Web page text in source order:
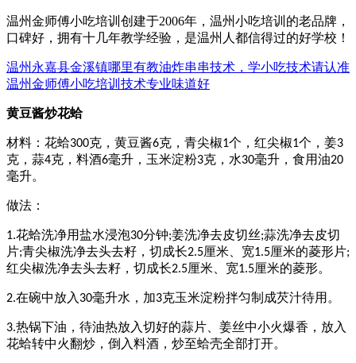
温州金师傅小吃培训创建于2006年，温州小吃培训的老品牌，
口碑好，拥有十几年教学经验，是温州人都信得过的好学校！
温州永嘉县金溪镇哪里有教油炸串串技术，学小吃技术请认准
温州金师傅小吃培训技术专业味道好
黄豆酱炒花蛤
材料：花蛤300克，黄豆酱6克，青尖椒1个，红尖椒1个，姜3
克，蒜4克，料酒6毫升，玉米淀粉3克，水30毫升，食用油20
毫升。
做法：
1.花蛤洗净用盐水浸泡30分钟;姜洗净去皮切丝;蒜洗净去皮切
片;青尖椒洗净去头去籽，切成长2.5厘米、宽1.5厘米的菱形片;
红尖椒洗净去头去籽，切成长2.5厘米、宽1.5厘米的菱形。
2.在碗中放入 30毫升水，加3克玉米淀粉拌匀制成芡汁待用。
3.热锅下油，待油热放入切好的蒜片、姜丝中小火爆香，放入
花蛤转中火翻炒，倒入料酒，炒至蛤壳全部打开。